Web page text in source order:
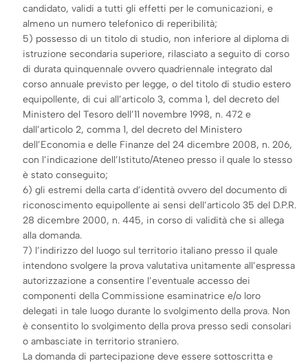
candidato, validi a tutti gli effetti per le comunicazioni, e
almeno un numero telefonico di reperibilità;
5) possesso di un titolo di studio, non inferiore al diploma di
istruzione secondaria superiore, rilasciato a seguito di corso
di durata quinquennale ovvero quadriennale integrato dal
corso annuale previsto per legge, o del titolo di studio estero
equipollente, di cui all’articolo 3, comma 1, del decreto del
Ministero del Tesoro dell’11 novembre 1998, n. 472 e
dall’articolo 2, comma 1, del decreto del Ministero
dell’Economia e delle Finanze del 24 dicembre 2008, n. 206,
con l’indicazione dell’Istituto/Ateneo presso il quale lo stesso
è stato conseguito;
6) gli estremi della carta d’identità ovvero del documento di
riconoscimento equipollente ai sensi dell’articolo 35 del D.P.R.
28 dicembre 2000, n. 445, in corso di validità che si allega
alla domanda.
7) l’indirizzo del luogo sul territorio italiano presso il quale
intendono svolgere la prova valutativa unitamente all’espressa
autorizzazione a consentire l’eventuale accesso dei
componenti della Commissione esaminatrice e/o loro
delegati in tale luogo durante lo svolgimento della prova. Non
è consentito lo svolgimento della prova presso sedi consolari
o ambasciate in territorio straniero.
La domanda di partecipazione deve essere sottoscritta e